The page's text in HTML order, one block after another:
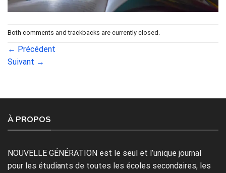
Both comments and trackbacks are currently closed.
← Précédent
Suivant →
À PROPOS
NOUVELLE GÉNÉRATION est le seul et l’unique journal
pour les étudiants de toutes les écoles secondaires, les